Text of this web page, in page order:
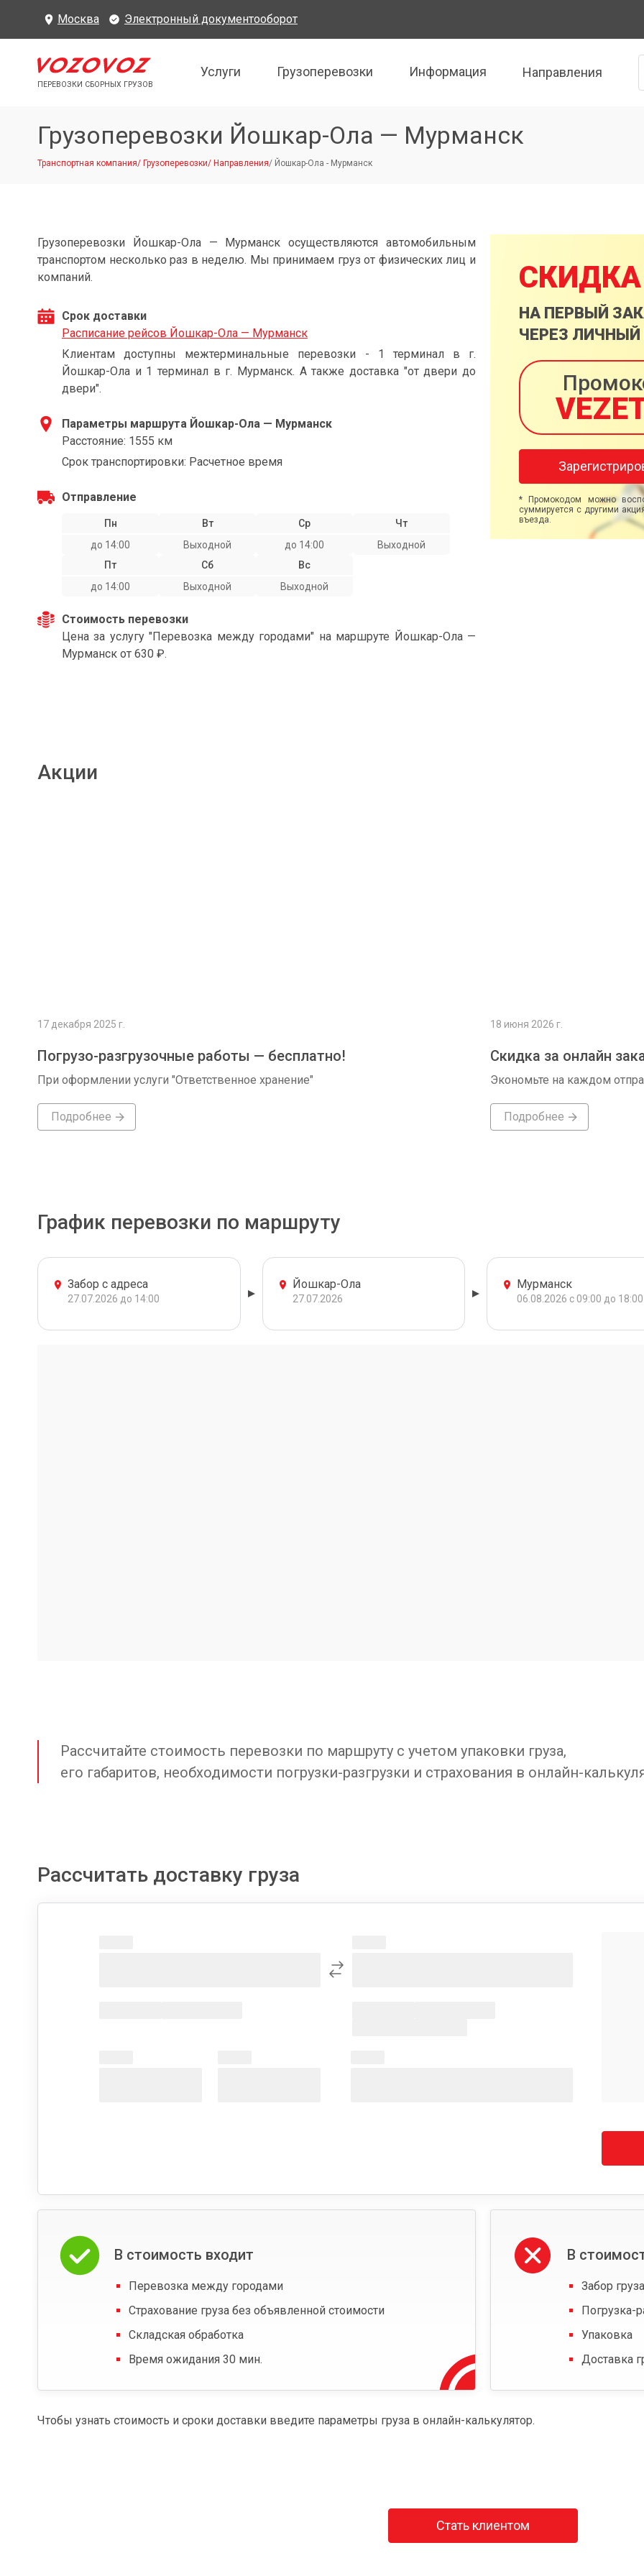
Москва Электронный документооборот
ПЕРЕВОЗКИ СБОРНЫХ ГРУЗОВ
Услуги Грузоперевозки Информация Направления
Грузоперевозки Йошкар-Ола — Мурманск
Транспортная компания/ Грузоперевозки/ Направления/ Йошкар-Ола - Мурманск
Грузоперевозки Йошкар-Ола — Мурманск осуществляются автомобильным
транспортом несколько раз в неделю. Мы принимаем груз от физических лиц и
компаний.
Срок доставки
Расписание рейсов Йошкар-Ола — Мурманск
Клиентам доступны межтерминальные перевозки - 1 терминал в г.
Йошкар-Ола и 1 терминал в г. Мурманск. А также доставка "от двери до
двери".
Параметры маршрута Йошкар-Ола — Мурманск
Расстояние: 1555 км
Срок транспортировки: Расчетное время
Отправление
Пн
до 14:00
Вт
Выходной
Ср
до 14:00
Чт
Выходной
Пт
до 14:00
Сб
Выходной
Вс
Выходной
Стоимость перевозки
Цена за услугу "Перевозка между городами" на маршруте Йошкар-Ола —
Мурманск от 630 ₽.
СКИДКА
НА ПЕРВЫЙ
ЧЕРЕЗ ЛИЧНЫЙ
* Промокодом можно
суммируется с другими
въезда.
Акции
17 декабря 2025 г.
Погрузо-разгрузочные работы — бесплатно!
При оформлении услуги "Ответственное хранение"
Подробнее
18 июня 2026 г.
Скидка за онлайн
Экономьте на каждом
Подробнее
График перевозки по маршруту
Забор с адреса
27.07.2026 до 14:00
Йошкар-Ола
27.07.2026
Мурманск
06.08.2026 с 09:00 до 18:00
Рассчитайте стоимость перевозки по маршруту с учетом упаковки груза,
его габаритов, необходимости погрузки-разгрузки и страхования в онлайн-
Рассчитать доставку груза
В стоимость входит
Перевозка между городами
Страхование груза без объявленной стоимости
Складская обработка
Время ожидания 30 мин.
В
Забор
Погрузка-
Упаковка
Доставка
Чтобы узнать стоимость и сроки доставки введите параметры груза в онлайн-калькулятор.
Стать клиентом